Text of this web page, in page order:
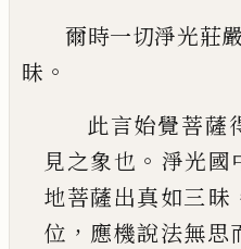
爾時一切淨光莊
昧 。
此言始覺菩薩
見之象也 。 淨光國
地菩薩出真如三昧
位 ， 應機說法無思